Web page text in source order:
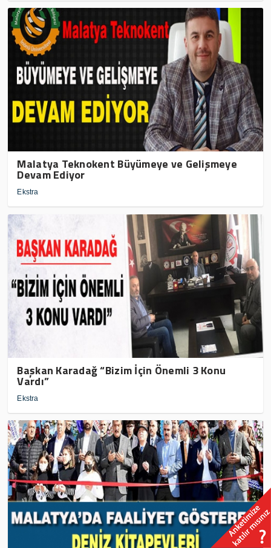
Malatya Teknokent Büyümeye ve Gelişmeye
Devam Ediyor
Ekstra
Başkan Karadağ “Bizim İçin Önemli 3 Konu
Vardı”
Ekstra